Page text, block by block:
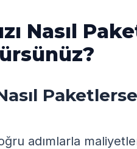
Nasıl
Nasıl
adımlarla